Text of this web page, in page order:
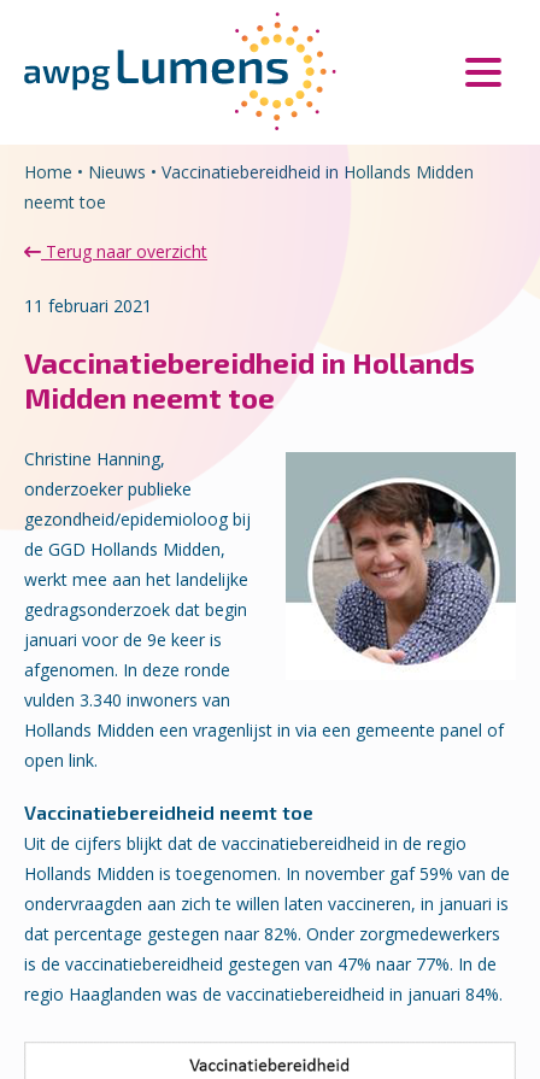
Home • Nieuws • Vaccinatiebereidheid in Hollands Midden
neemt toe
Terug naar overzicht
11 februari 2021
Vaccinatiebereidheid in Hollands
Midden neemt toe
Christine Hanning,
onderzoeker publieke
gezondheid/epidemioloog bij
de GGD Hollands Midden,
werkt mee aan het landelijke
gedragsonderzoek dat begin
januari voor de 9e keer is
afgenomen. In deze ronde
vulden 3.340 inwoners van
Hollands Midden een vragenlijst in via een gemeente panel of
open link.
Vaccinatiebereidheid neemt toe
Uit de cijfers blijkt dat de vaccinatiebereidheid in de regio
Hollands Midden is toegenomen. In november gaf 59% van de
ondervraagden aan zich te willen laten vaccineren, in januari is
dat percentage gestegen naar 82%. Onder zorgmedewerkers
is de vaccinatiebereidheid gestegen van 47% naar 77%. In de
regio Haaglanden was de vaccinatiebereidheid in januari 84%.